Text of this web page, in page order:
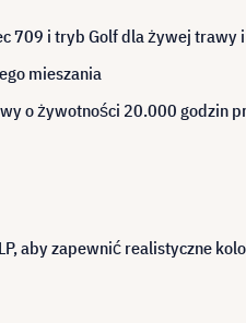
709 i tryb Golf dla żywej trawy
mieszania
o żywotności 20.000 godzin
aby zapewnić realistyczne